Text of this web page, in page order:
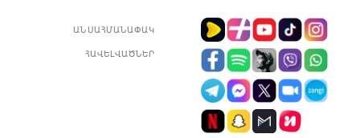
ԱՆՍԱՀՄԱՆԱՓԱԿ
ՀԱՎԵԼՎԱԾՆԵՐ